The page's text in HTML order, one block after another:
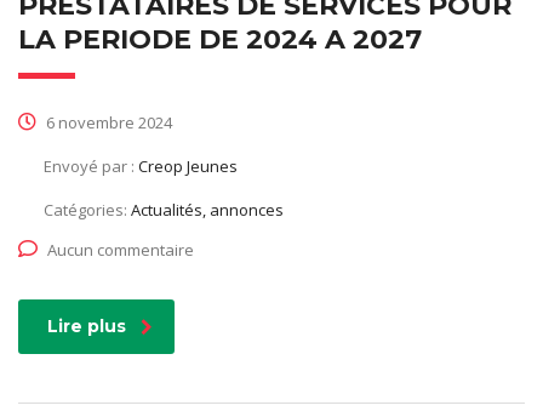
LA PERIODE DE 2024 A 2027
6 novembre 2024
Envoyé par : Creop Jeunes
Catégories: Actualités, annonces
Aucun commentaire
Lire plus